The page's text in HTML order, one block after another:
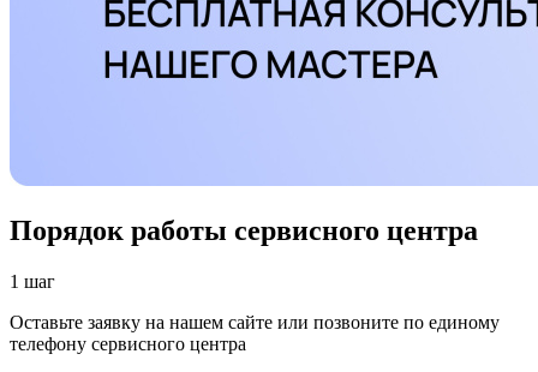
Порядок работы сервисного центра
1 шаг
Оставьте заявку на нашем сайте или позвоните по единому
телефону сервисного центра